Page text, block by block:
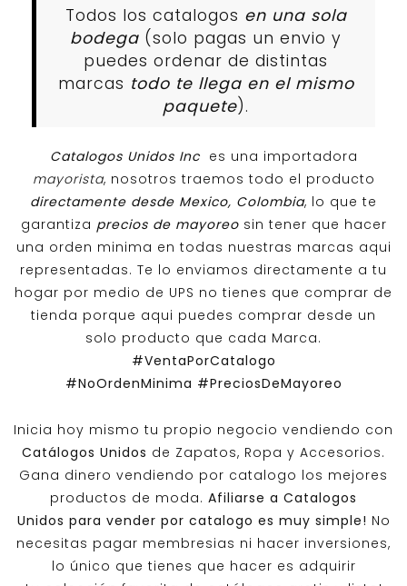
Todos los catalogos en una sola
bodega (solo pagas un envio y
puedes ordenar de distintas
marcas todo te llega en el mismo
paquete).
Catalogos Unidos Inc es una importadora
mayorista, nosotros traemos todo el producto
directamente desde Mexico, Colombia, lo que te
garantiza precios de mayoreosin tener que hacer
una orden minima en todas nuestras marcas aqui
representadas. Te lo enviamos directamente a tu
hogar por medio de UPS no tienes que comprar de
tienda porque aqui puedes comprar desde un
solo producto que cada Marca.
#VentaPorCatalogo
#NoOrdenMinima #PreciosDeMayoreo
Inicia hoy mismo tu propio negocio vendiendo con
Catálogos Unidos de Zapatos, Ropa y Accesorios.
Gana dinero vendiendo por catalogo los mejores
productos de moda. Afiliarse a Catalogos
Unidos para vender por catalogo es muy simple! No
necesitas pagar membresias ni hacer inversiones,
lo único que tienes que hacer es adquirir